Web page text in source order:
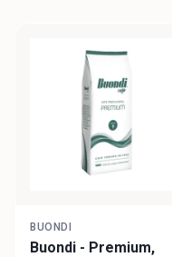
BUONDI
Buondi - Premium,